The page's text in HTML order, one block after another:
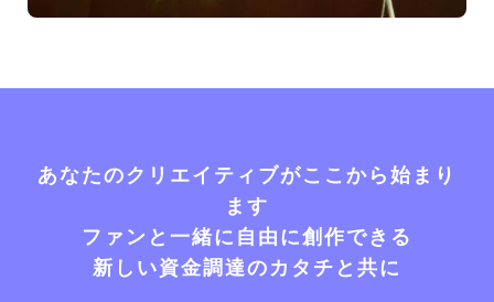
あなたのクリエイティブがここから始まり
ます
ファンと一緒に自由に創作できる
新しい資金調達のカタチと共に